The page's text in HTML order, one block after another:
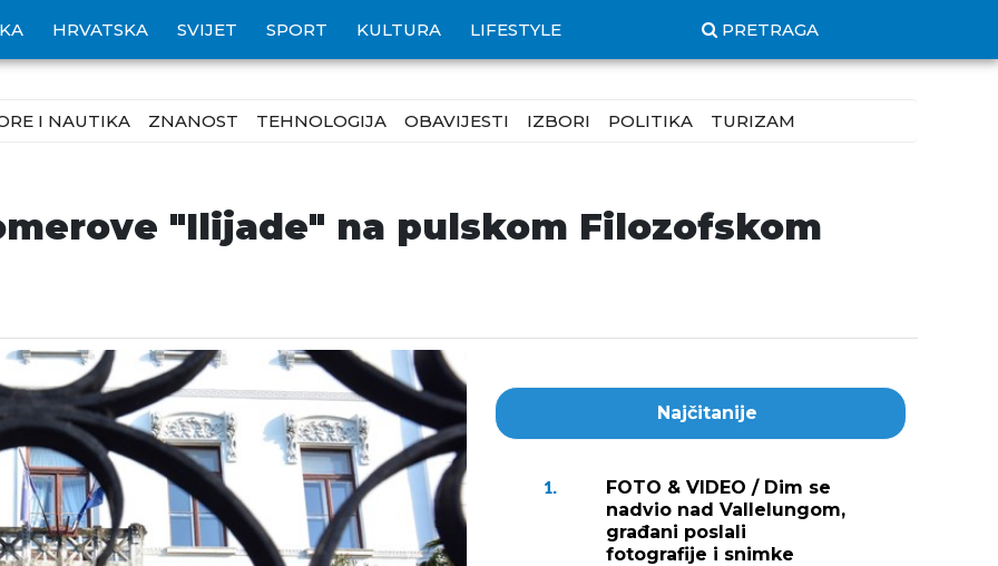
HRVATSKA SVIJET SPORT KULTURA LIFESTYLE PRETRAGA
I NAUTIKA ZNANOST TEHNOLOGIJA OBAVIJESTI IZBORI POLITIKA TURIZAM
"Ilijade" na pulskom Filozofskom
Najčitanije
1.
FOTO & VIDEO / Dim se
nadvio nad Vallelungom,
građani poslali
fotografije i snimke